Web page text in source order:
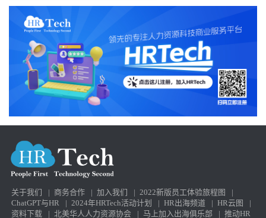
关于我们 | 商务合作 | 加入我们 | 2022新版员工体验旅程图
|
ChatGPT与HR
| 2024年HRTech活动计划 | HR出海频道 | HR云图
|
资料下载
| 北美华人人力资源协会 | 马上加入出海俱乐部 | 推动HR